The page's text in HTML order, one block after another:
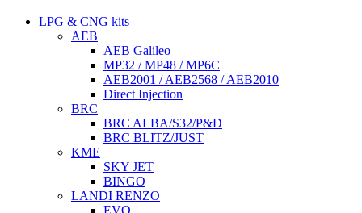
LPG & CNG kits
AEB
AEB Galileo
MP32 / MP48 / MP6C
AEB2001 / AEB2568 / AEB2010
Direct Injection
BRC
BRC ALBA/S32/P&D
BRC BLITZ/JUST
KME
SKY JET
BINGO
LANDI RENZO
EVO